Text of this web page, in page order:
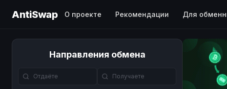
AntiSwap О проекте Рекомендации Для
Направления обмена